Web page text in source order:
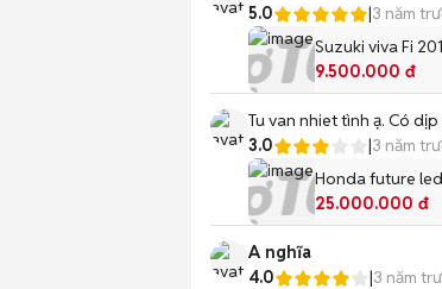
5.0
|3 năm
Suzuki viva Fi
9.500.000 đ
Tu van nhiet tình ạ. Có
3.0
|3 năm
Honda future
25.000.000 đ
A nghĩa
4.0
|3 năm